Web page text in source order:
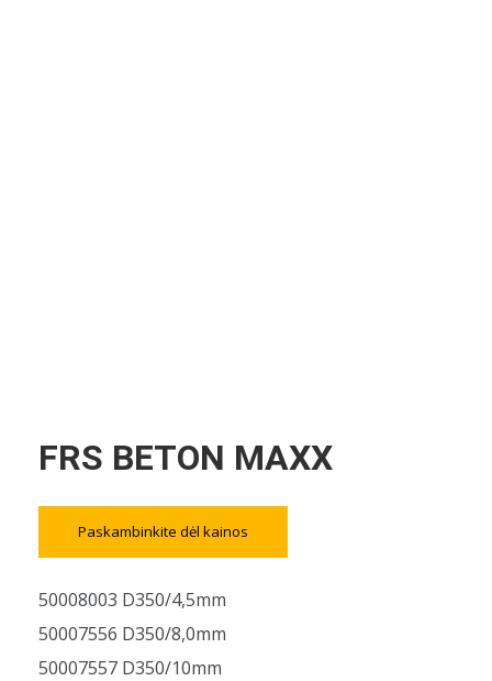
FRS BETON MAXX
Paskambinkite dėl kainos
50008003 D350/4,5mm
50007556 D350/8,0mm
50007557 D350/10mm